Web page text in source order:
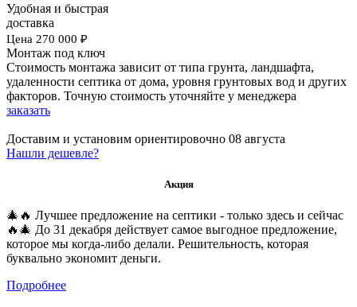
Удобная и быстрая
доставка
Цена 270 000 ₽
Монтаж под ключ
Стоимость монтажа зависит от типа грунта, ландшафта,
удаленности септика от дома, уровня грунтовых вод и других
факторов. Точную стоимость уточняйте у менеджера
заказать
Доставим и установим ориентировочно 08 августа
Нашли дешевле?
Акция
🎄🔥 Лучшее предложение на септики - только здесь и сейчас
🔥🎄 До 31 декабря действует самое выгодное предложение,
которое мы когда-либо делали. Решительность, которая
буквально экономит деньги.
Подробнее